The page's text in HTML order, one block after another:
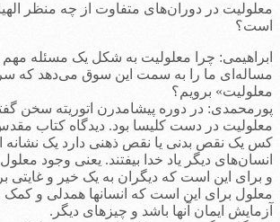
معلولیت در دوران‌های متفاوت از چه منظر
است؟
ابراهیمی: چرا معلولیت به شکل یک مسئله
مساله‌ای ما را به سمت این سوق می‌دهد که
معلولیت» برویم؟
پورمحمدی: در دوره پیشامدرن اتوریته سخن
معلولیت در دست کلیسا بود. دیدگاه‌ کتاب
کس یک نقص بدنی یا نقص ذهنی دارد یک نشانه
انسان‌های دیگر یاد خدا بیفتند. یعنی وجود
و برای این است که دیگران به یک خیر و غایتی
معلول برای این است که انسانها همدلی و
آزمایش ایمان آنها باشد و چیزهای دیگر.